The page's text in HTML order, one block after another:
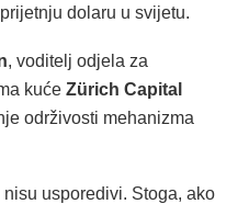
dolaru u svijetu.
, voditelj odjela za
kuće Zürich Capital
održivosti mehanizma
usporedivi. Stoga, ako